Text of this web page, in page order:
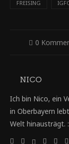
FREISING
0
NICO
Ich bin Nico, ein
in Oberbayern
Welt hinausträgt.